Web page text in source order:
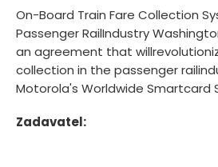
On-Board Train Fare Collection
Passenger RailIndustry
an agreement that
collection in the passenger
Motorola's Worldwide Smartcard
Zadavatel: